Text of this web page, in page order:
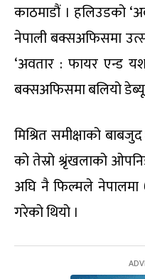
काठमाडौं । हलिउडको
नेपाली बक्सअफिसमा
‘अवतार : फायर एन्ड
बक्सअफिसमा बलियो
मिश्रित समीक्षाको
को तेस्रो श्रृंखलाको
अघि नै फिल्मले नेपालमा
गरेको थियो ।